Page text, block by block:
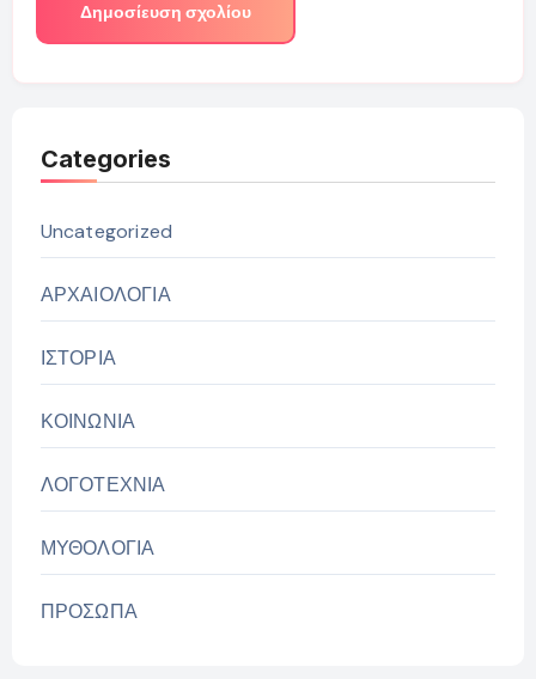
Categories
Uncategorized
ΑΡΧΑΙΟΛΟΓΙΑ
ΙΣΤΟΡΙΑ
ΚΟΙΝΩΝΙΑ
ΛΟΓΟΤΕΧΝΙΑ
ΜΥΘΟΛΟΓΙΑ
ΠΡΟΣΩΠΑ